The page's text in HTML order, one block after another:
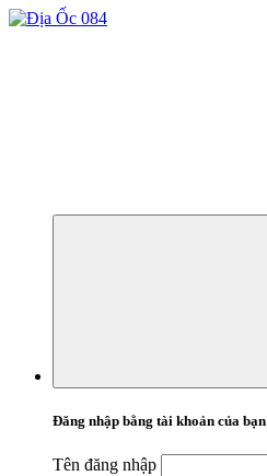
Đăng nhập bằng tài khoản của bạn
Tên đăng nhập